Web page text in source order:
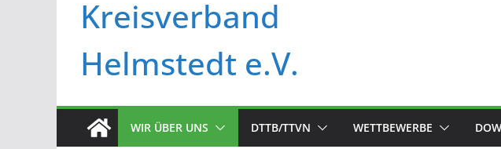
Kreisverband
Helmstedt e.V.
WIR ÜBER UNS DTTB/TTVN WETTBEWERBE